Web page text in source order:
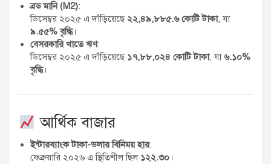
ব্রড মানি (M2):
ডিসেম্বর ২০২৫ এ দাঁড়িয়েছে ২২,৪৯,৮৮৫.৬ কোটি টাকা, যা
৯.৫৫% বৃদ্ধি।
বেসরকারি খাতে ঋণ:
ডিসেম্বর ২০২৫ এ দাঁড়িয়েছে ১৭,৮৮,০২৪ কোটি টাকা, যা৬.১০%
বৃদ্ধি।
আর্থিক বাজার
ইন্টারব্যাংক টাকা-ডলার বিনিময় হার:
ফেব্রুয়ারি ২০২৬ এ স্থিতিশীল ছিল ১২২.৩০ ।